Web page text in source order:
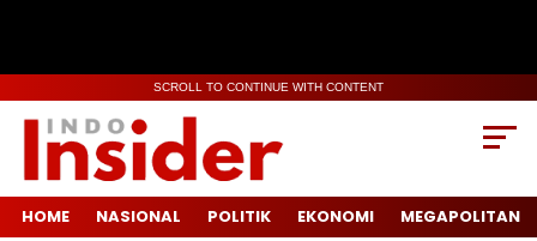
SCROLL TO CONTINUE WITH CONTENT
HOME NASIONAL POLITIK EKONOMI MEGAPOLITAN